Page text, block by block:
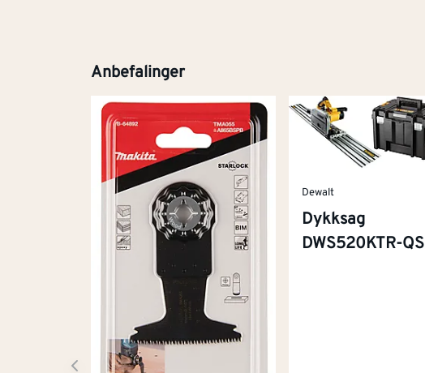
Anbefalinger
Dewalt
Dykksag
DWS520KTR-QS